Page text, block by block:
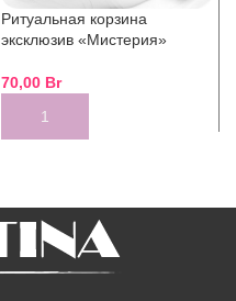
Ритуальная корзина
эксклюзив «Мистерия»
70,00 Br